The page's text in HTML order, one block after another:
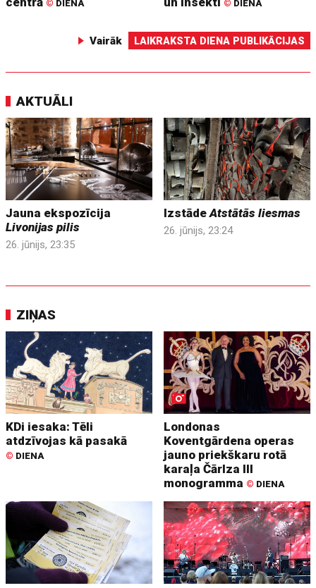
© DIENA © DIENA
Vairāk LAIKRAKSTA DIENA PUBLIKĀCIJAS
AKTUĀLI
Jauna ekspozīcija
Livonijas pilis
26. jūnijs, 23:35
IzstādeAtstātās liesmas
26. jūnijs, 23:24
ZIŅAS
KDi iesaka: Tēli
atdzīvojas kā pasakā
© DIENA
Londonas
Koventgārdena operas
jauno priekškaru rotā
karaļa Čārlza III
monogramma © DIENA